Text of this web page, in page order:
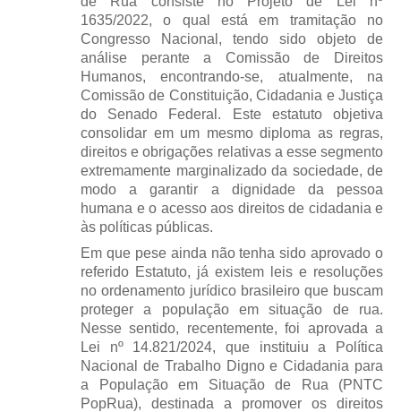
1635/2022, o qual está em tramitação no
Congresso Nacional, tendo sido objeto de
análise perante a Comissão de Direitos
Humanos, encontrando-se, atualmente, na
Comissão de Constituição, Cidadania e Justiça
do Senado Federal. Este estatuto objetiva
consolidar em um mesmo diploma as regras,
direitos e obrigações relativas a esse segmento
extremamente marginalizado da sociedade, de
modo a garantir a dignidade da pessoa
humana e o acesso aos direitos de cidadania e
às políticas públicas.
Em que pese ainda não tenha sido aprovado o
referido Estatuto, já existem leis e resoluções
no ordenamento jurídico brasileiro que buscam
proteger a população em situação de rua.
Nesse sentido, recentemente, foi aprovada a
Lei nº 14.821/2024, que instituiu a Política
Nacional de Trabalho Digno e Cidadania para
a População em Situação de Rua (PNTC
PopRua), destinada a promover os direitos